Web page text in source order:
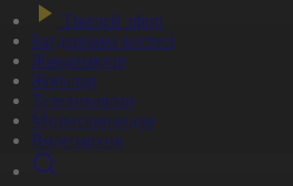
Тікелей эфир
Бағдарлама кестесі
Жаңалықтар
Жобалар
Телехикаялар
Мультсериалдар
Видеоархив